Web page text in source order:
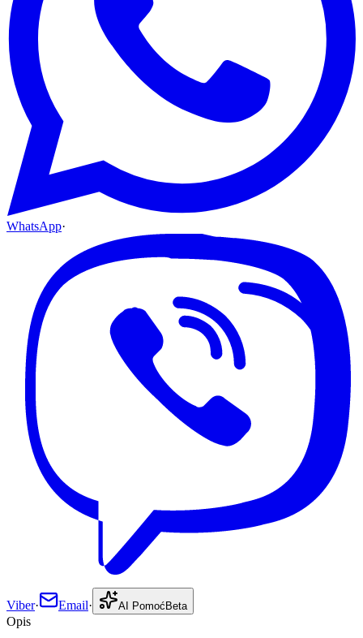
WhatsApp·
Viber· Email· AI Pomoć Beta
Opis